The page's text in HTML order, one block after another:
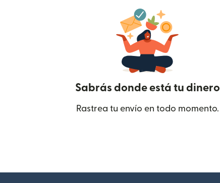
Sabrás donde está tu dinero
Rastrea tu envío en todo momento.